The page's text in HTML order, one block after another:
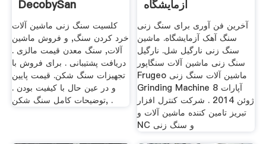
DecobySan
کلسیت سنگ زنی ماشین آلات
خرد کردن سنگ, و فروش ماشین
آلات, سنگ معدن قیمت مالزی .
دریافت پشتیبانی . برای فروش با
تجهیزات سنگ شکن. قیمت پایین
و در عین حال با کیفیت بودن .
توضیحات کامل سنگ شکن, .
آزمایشگاه
آخرین فن آوری برای سنگ زنی
سنگ آهک آزمایشگاه. ماشین
سنگ زنی نارگیل شل. نارگیل
سنگ زنی ماشین آلات سنگاپور
Frugeo ماشین آلات سنگ زنی
Grinding Machine آپارات 8
ژوئن 2014 . شرکت کنترل افزار
تبریز تامین کننده ماشین آلات و
NC و سنگ زنی